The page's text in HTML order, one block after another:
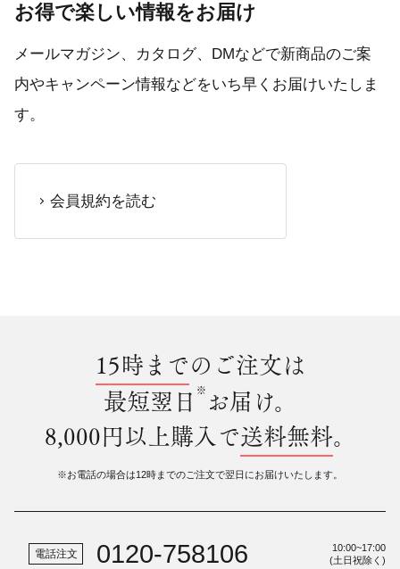
お得で楽しい情報をお届け
メールマガジン、カタログ、DMなどで新商品のご案
内やキャンペーン情報などをいち早くお届けいたしま
す。
会員規約を読む
15時までのご注文は
最短翌日 ※ お届け。
8,000円以上購入で送料無料。
※お電話の場合は12時までのご注文で翌日にお届けいたします。
電話注文 0120-758106
10:00~17:00
(土日祝除く)